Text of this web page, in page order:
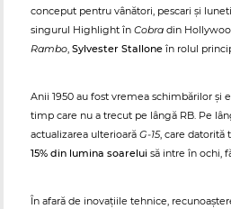
conceput pentru vânători, pescari și
singurul Highlight în Cobra din
Rambo, Sylvester Stallone în rolul
Anii 1950 au fost vremea schimbărilor și
timp care nu a trecut pe lângă RB. Pe
actualizarea ulterioară G-15, care datorită
15% din lumina soarelui să intre în ochi,
În afară de inovațiile tehnice,